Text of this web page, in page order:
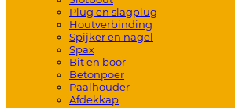
Plug en slagplug
Houtverbinding
Spijker en nagel
Spax
Bit en boor
Betonpoer
Paalhouder
Afdekkap